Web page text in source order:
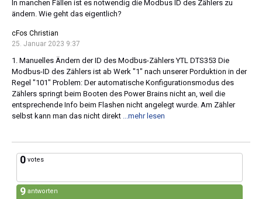
In manchen Fällen ist es notwendig die Modbus ID des Zählers zu
ändern. Wie geht das eigentlich?
cFos Christian
25. Januar 2023 9:37
1. Manuelles Ändern der ID des Modbus-Zählers YTL DTS353 Die
Modbus-ID des Zählers ist ab Werk "1" nach unserer Porduktion in der
Regel "101" Problem: Der automatische Konfigurationsmodus des
Zählers springt beim Booten des Power Brains nicht an, weil die
entsprechende Info beim Flashen nicht angelegt wurde. Am Zähler
selbst kann man das nicht direkt
...mehr lesen
0 votes
9 antworten